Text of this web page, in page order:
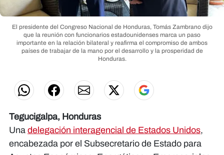
El presidente del Congreso Nacional de Honduras, Tomás Zambrano dijo
que la reunión con funcionarios estadounidenses marca un paso
importante en la relación bilateral y reafirma el compromiso de ambos
países de trabajar de la mano por el desarrollo y la prosperidad de
Honduras.
Tegucigalpa, Honduras
Una delegación interagencial de Estados Unidos,
encabezada por el Subsecretario de Estado para